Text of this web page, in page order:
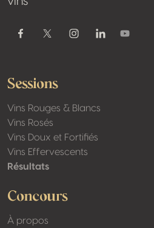
FacebookTwitter / XInstagramLinkedinYoutube
Sessions
Vins Rouges & Blancs
Vins Rosés
Vins Doux et Fortifiés
Vins Effervescents
Résultats
Concours
À propos